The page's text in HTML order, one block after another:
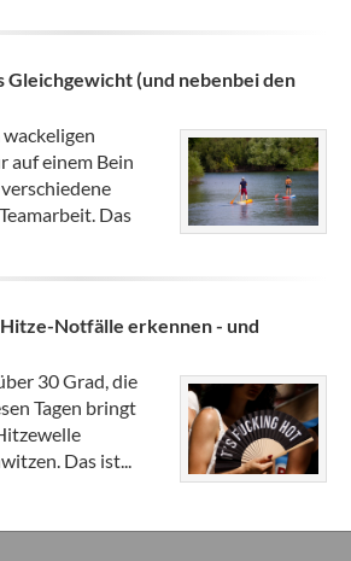
Gleichgewicht (und nebenbei den
auf einem Bein
Das
Notfälle erkennen - und
30 Grad, die
Tagen bringt
Das ist...